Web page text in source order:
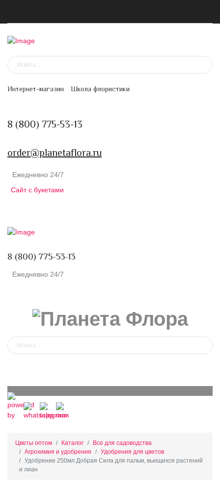
Интернет-магазин Школа флористики
8 (800) 775-53-13
order@planetaflora.ru
Ежедневно 24/7
Сайт с букетами
8 (800) 775-53-13
Ежедневно 24/7
Цветы оптом Каталог
Все для садоводства
Агрохимия и удобрения
Удобрения для цветов
Удобрение 250мл Добрая Сила для пальм, вьющихся растений
и лиан